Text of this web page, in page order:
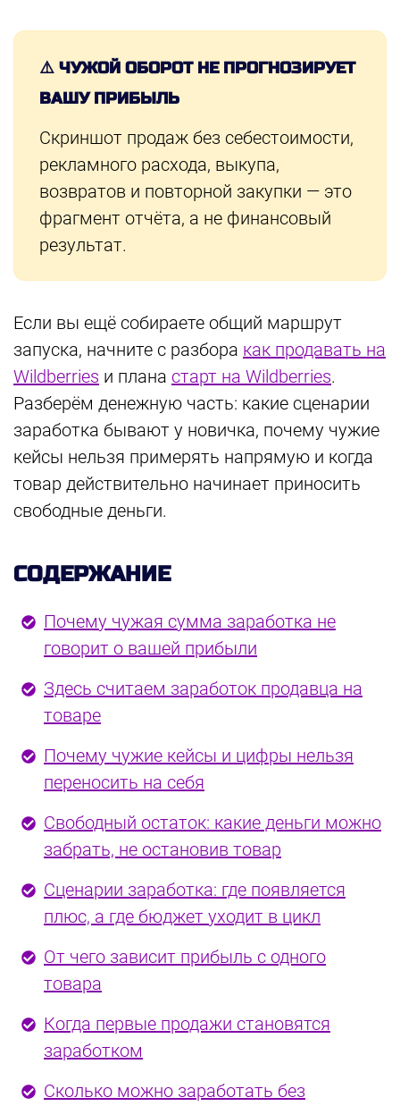
⚠️ ЧУЖОЙ ОБОРОТ НЕ ПРОГНОЗИРУЕТ
ВАШУ ПРИБЫЛЬ
Скриншот продаж без себестоимости,
рекламного расхода, выкупа,
возвратов и повторной закупки — это
фрагмент отчёта, а не финансовый
результат.
Если вы ещё собираете общий маршрут
запуска, начните с разбора как продавать на
Wildberries и плана старт на Wildberries.
Разберём денежную часть: какие сценарии
заработка бывают у новичка, почему чужие
кейсы нельзя примерять напрямую и когда
товар действительно начинает приносить
свободные деньги.
СОДЕРЖАНИЕ
Почему чужая сумма заработка не
говорит о вашей прибыли
Здесь считаем заработок продавца на
товаре
Почему чужие кейсы и цифры нельзя
переносить на себя
Свободный остаток: какие деньги можно
забрать, не остановив товар
Сценарии заработка: где появляется
плюс, а где бюджет уходит в цикл
От чего зависит прибыль с одного
товара
Когда первые продажи становятся
заработком
Сколько можно заработать без